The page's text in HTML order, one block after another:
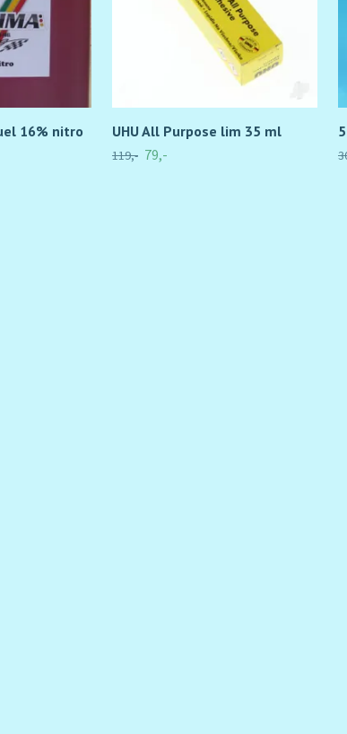
16% nitro
UHU All Purpose lim 35 ml
119,- 79,-